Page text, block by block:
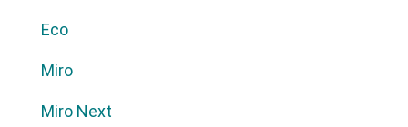
Eco
Miro
Miro Next